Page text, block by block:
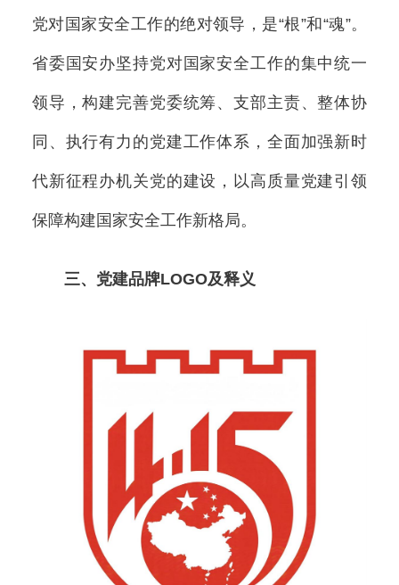
党对国家安全工作的绝对领导，是“根”和“魂”。
省委国安办坚持党对国家安全工作的集中统一
领导，构建完善党委统筹、支部主责、整体协
同、执行有力的党建工作体系，全面加强新时
代新征程办机关党的建设，以高质量党建引领
保障构建国家安全工作新格局。
三、党建品牌LOGO及释义